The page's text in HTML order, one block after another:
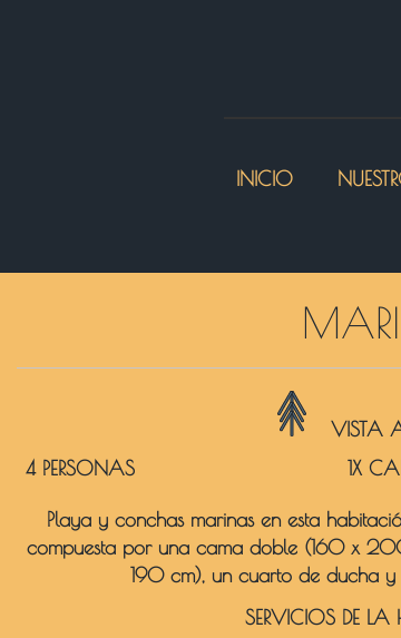
INICIO
VISTA
4 PERSONAS
1X
Playa y conchas marinas en esta
compuesta por una cama doble (160 x
190 cm), un cuarto de ducha y
SERVICIOS DE